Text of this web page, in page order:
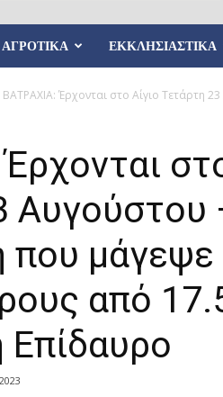
ΑΓΡΟΤΙΚΑ ΕΚΚΛΗΣΙΑΣΤΙΚΑ
ΒΑΤΡΑΧΙΑ: Έρχονται στο Αίγιο Τετάρτη
Αυγούστου
που μάγεψε
από
Επίδαυρο